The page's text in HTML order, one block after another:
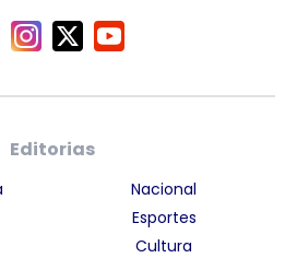
Editorias
Nacional
Esportes
Cultura